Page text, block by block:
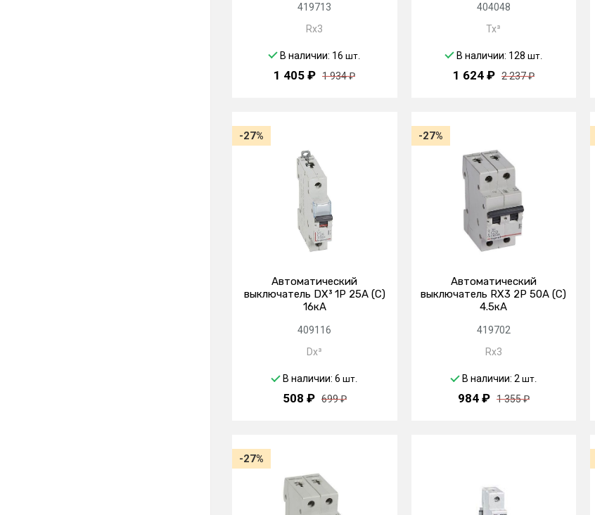
419713
Rx3
В наличии: 16шт.
1 405 ₽ 1 934 ₽
404048
Tx³
В наличии: 128 шт.
1 624 ₽ 2 237 ₽
-27%
Автоматический
выключатель DX³ 1P 25А (C)
16кА
409116
Dx³
В наличии: 6шт.
508 ₽ 699 ₽
-27%
Автоматический
выключатель RX3 2P 50А (C)
4.5кА
419702
Rx3
В наличии: 2 шт.
984 ₽ 1 355 ₽
-27%